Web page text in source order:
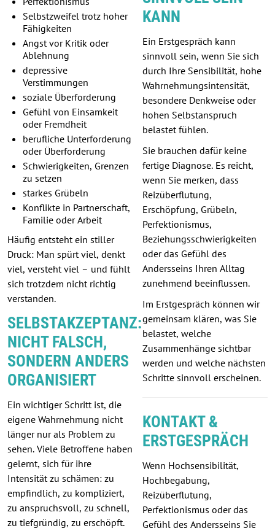
Selbstzweifel trotz hoher
Fähigkeiten
Angst vor Kritik oder
Ablehnung
depressive
Verstimmungen
soziale Überforderung
Gefühl von Einsamkeit
oder Fremdheit
berufliche Unterforderung
oder Überforderung
Schwierigkeiten, Grenzen
zu setzen
starkes Grübeln
Konflikte in Partnerschaft,
Familie oder Arbeit
Häufig entsteht ein stiller
Druck: Man spürt viel, denkt
viel, versteht viel – und fühlt
sich trotzdem nicht richtig
verstanden.
SELBSTAKZEPTANZ:
NICHT FALSCH,
SONDERN ANDERS
ORGANISIERT
Ein wichtiger Schritt ist, die
eigene Wahrnehmung nicht
länger nur als Problem zu
sehen. Viele Betroffene haben
gelernt, sich für ihre
Intensität zu schämen: zu
empfindlich, zu kompliziert,
zu anspruchsvoll, zu schnell,
zu tiefgründig, zu erschöpft.
KANN
Ein Erstgespräch kann
sinnvoll sein, wenn Sie sich
durch Ihre Sensibilität, hohe
Wahrnehmungsintensität,
besondere Denkweise oder
hohen Selbstanspruch
belastet fühlen.
Sie brauchen dafür keine
fertige Diagnose. Es reicht,
wenn Sie merken, dass
Reizüberflutung,
Erschöpfung, Grübeln,
Perfektionismus,
Beziehungsschwierigkeiten
oder das Gefühl des
Andersseins Ihren Alltag
zunehmend beeinflussen.
Im Erstgespräch können wir
gemeinsam klären, was Sie
belastet, welche
Zusammenhänge sichtbar
werden und welche nächsten
Schritte sinnvoll erscheinen.
KONTAKT &
ERSTGESPRÄCH
Wenn Hochsensibilität,
Hochbegabung,
Reizüberflutung,
Perfektionismus oder das
Gefühl des Andersseins Sie